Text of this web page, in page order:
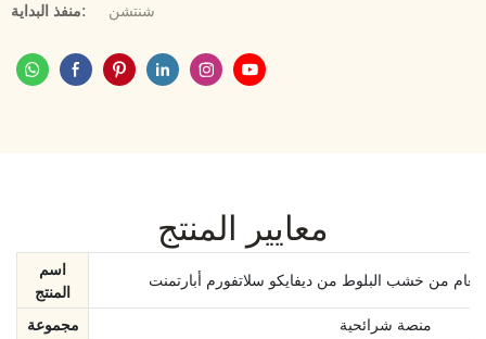
منفذ البداية:
شنتشن
معايير المنتج
اسم
المنتج
من خشب البلوط من ديفايكو سلاتفورم أبارتمنت
مجموعة
منصة شرائحية